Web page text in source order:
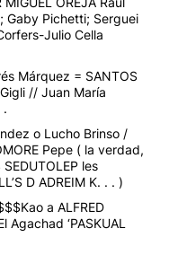
Gaby Pichetti; Serguei
Julio Cella
Márquez = SANTOS
// Juan María
.
o Lucho Brinso /
Pepe ( la verdad,
SEDUTOLEP les
D ADREIM K. . . )
a ALFRED
Agachad ‘PASKUAL